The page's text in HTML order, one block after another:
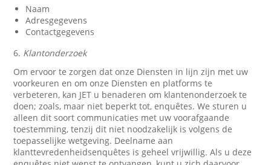
Naam
Adresgegevens
Contactgegevens
6. Klantonderzoek
Om ervoor te zorgen dat onze Diensten in lijn zijn met uw
voorkeuren en om onze Diensten en platforms te
verbeteren, kan JET u benaderen om klantenonderzoek te
doen; zoals, maar niet beperkt tot, enquêtes. We sturen u
alleen dit soort communicaties met uw voorafgaande
toestemming, tenzij dit niet noodzakelijk is volgens de
toepasselijke wetgeving. Deelname aan
klanttevredenheidsenquêtes is geheel vrijwillig. Als u deze